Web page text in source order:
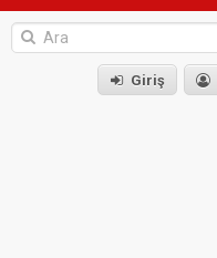
Giriş